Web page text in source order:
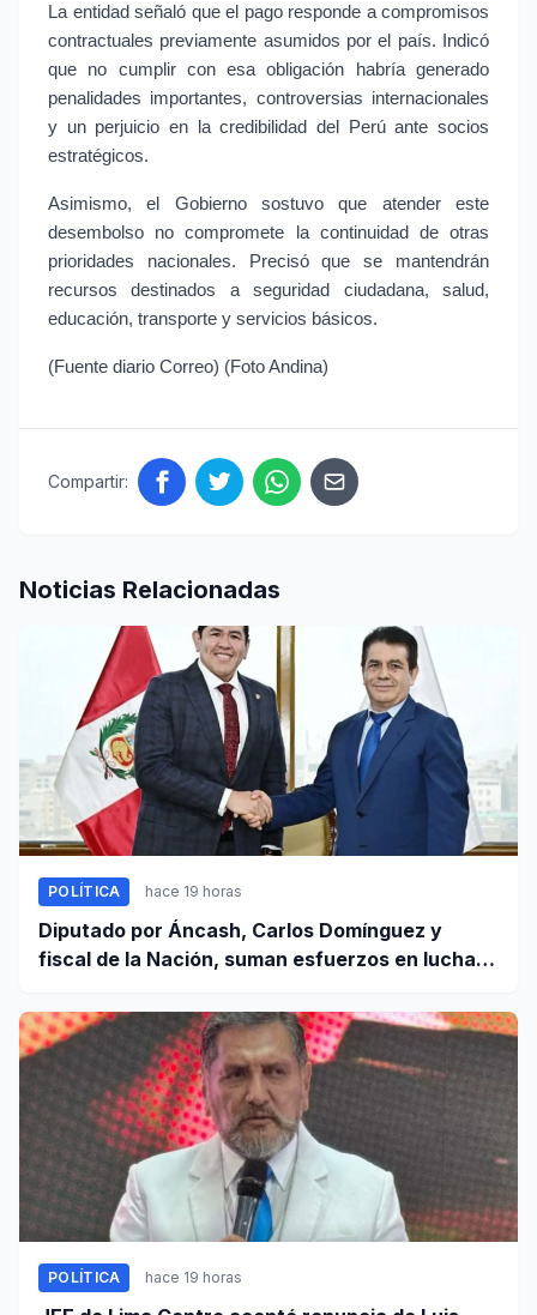
La entidad señaló que el pago responde a compromisos
contractuales previamente asumidos por el país. Indicó
que no cumplir con esa obligación habría generado
penalidades importantes, controversias internacionales
y un perjuicio en la credibilidad del Perú ante socios
estratégicos.
Asimismo, el Gobierno sostuvo que atender este
desembolso no compromete la continuidad de otras
prioridades nacionales. Precisó que se mantendrán
recursos destinados a seguridad ciudadana, salud,
educación, transporte y servicios básicos.
(Fuente diario Correo) (Foto Andina)
Compartir:
Noticias Relacionadas
POLÍTICA hace 19 horas
Diputado por Áncash, Carlos Domínguez y
fiscal de la Nación, suman esfuerzos en lucha
POLÍTICA hace 19 horas